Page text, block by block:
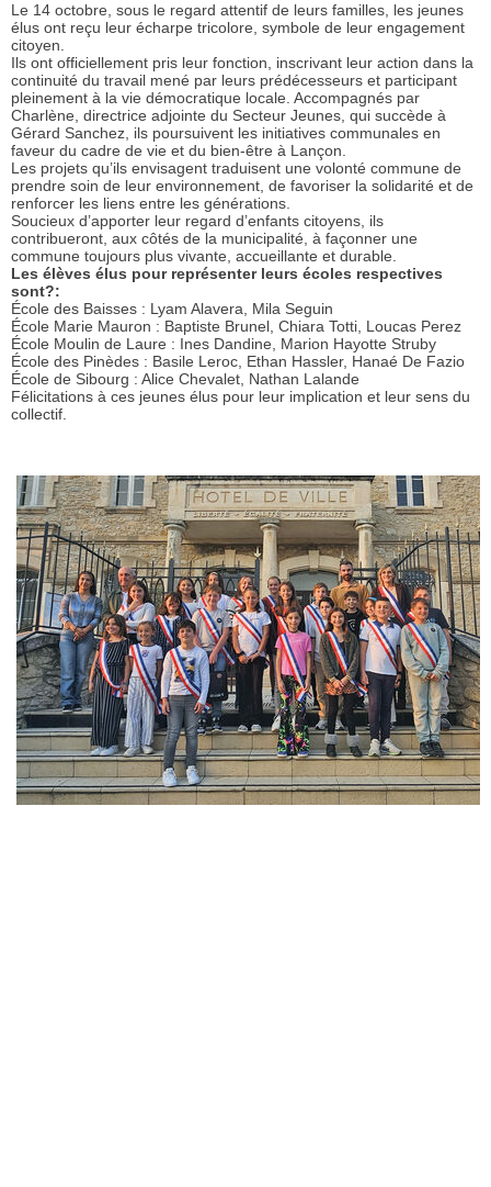
Le 14 octobre, sous le regard attentif de leurs familles, les jeunes
élus ont reçu leur écharpe tricolore, symbole de leur engagement
citoyen.
Ils ont officiellement pris leur fonction, inscrivant leur action dans la
continuité du travail mené par leurs prédécesseurs et participant
pleinement à la vie démocratique locale. Accompagnés par
Charlène, directrice adjointe du Secteur Jeunes, qui succède à
Gérard Sanchez, ils poursuivent les initiatives communales en
faveur du cadre de vie et du bien-être à Lançon.
Les projets qu’ils envisagent traduisent une volonté commune de
prendre soin de leur environnement, de favoriser la solidarité et de
renforcer les liens entre les générations.
Soucieux d’apporter leur regard d’enfants citoyens, ils
contribueront, aux côtés de la municipalité, à façonner une
commune toujours plus vivante, accueillante et durable.
Les élèves élus pour représenter leurs écoles respectives
sont?:
École des Baisses : Lyam Alavera, Mila Seguin
École Marie Mauron : Baptiste Brunel, Chiara Totti, Loucas Perez
École Moulin de Laure : Ines Dandine, Marion Hayotte Struby
École des Pinèdes : Basile Leroc, Ethan Hassler, Hanaé De Fazio
École de Sibourg : Alice Chevalet, Nathan Lalande
Félicitations à ces jeunes élus pour leur implication et leur sens du
collectif.